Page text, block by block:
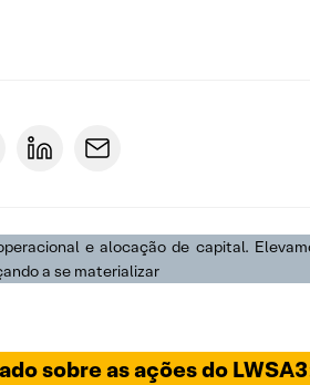
e alocação de capital.
a se materializar
sobre as ações do LWSA3